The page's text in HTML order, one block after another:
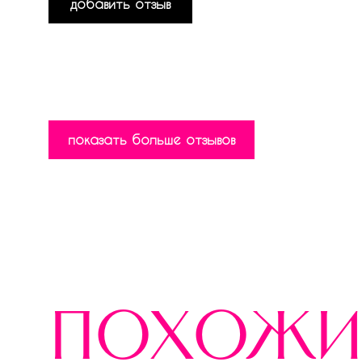
добавить отзыв
показать больше отзывов